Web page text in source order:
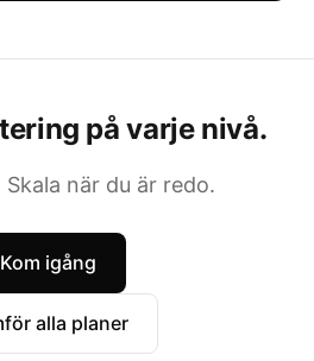
på varje nivå.
när du är redo.
Kom igång
alla planer